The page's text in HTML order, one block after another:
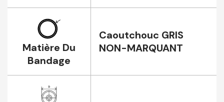
Matière Du
Bandage
Caoutchouc GRIS
NON-MARQUANT